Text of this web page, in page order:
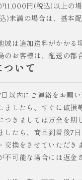
11,000円(税込)以上の
)未満の場合は、基本
域は追加送料がかかる
のお客様は、配送の都
ついて
以内にご連絡をお願い
ましたら、すぐに破損
つきましては万全を期
したら、商品到着後7
交換をさせていただき
不可能な場合には返金